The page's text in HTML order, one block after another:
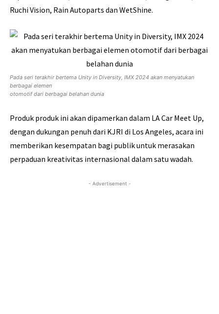
Ruchi Vision, Rain Autoparts dan WetShine.
Pada seri terakhir bertema Unity in Diversity, IMX 2024 akan menyatukan
berbagai elemen
otomotif dari berbagai belahan dunia
Produk produk ini akan dipamerkan dalam LA Car Meet Up,
dengan dukungan penuh dari KJRI di Los Angeles, acara ini
memberikan kesempatan bagi publik untuk merasakan
perpaduan kreativitas internasional dalam satu wadah.
- Advertisement -